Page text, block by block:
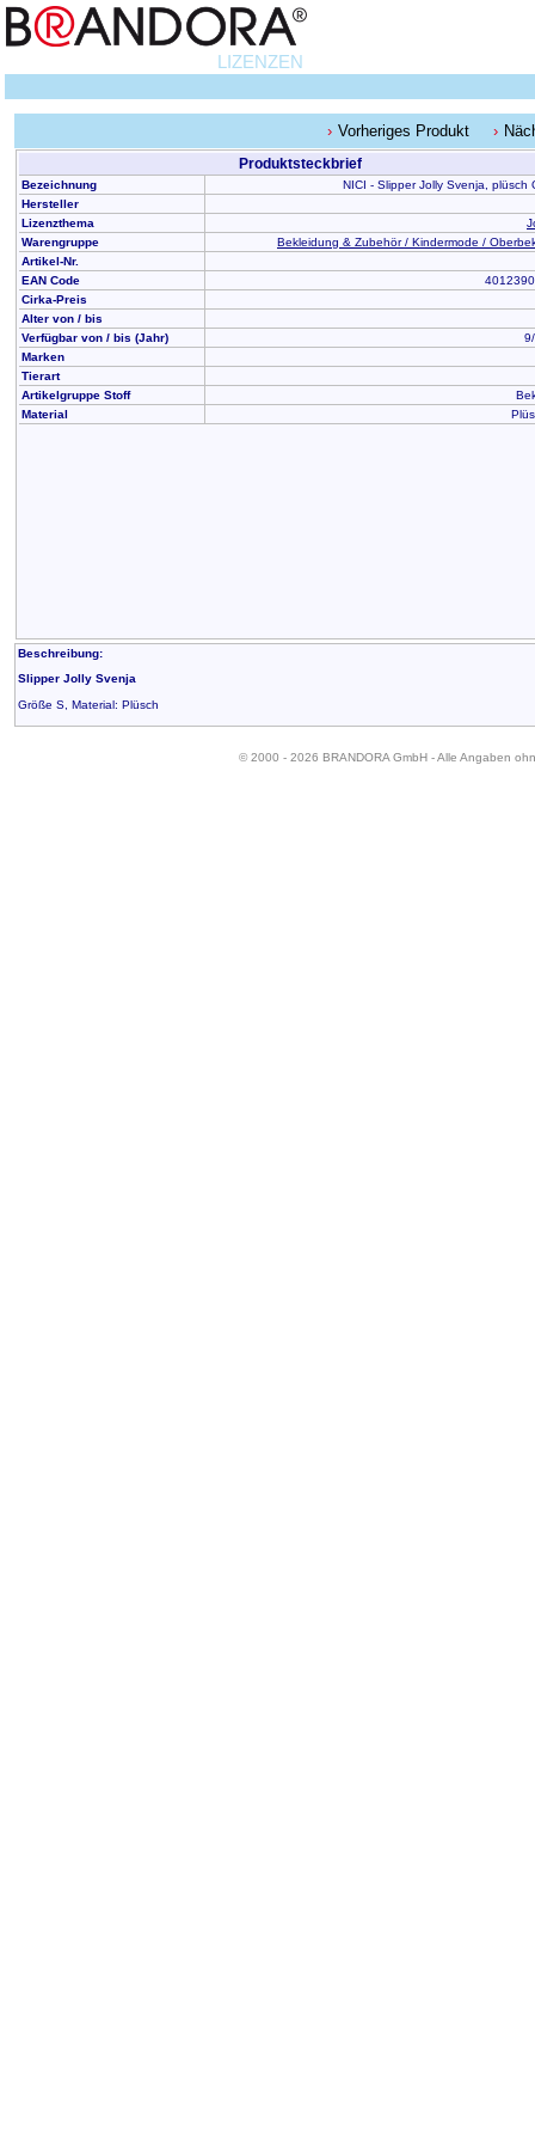
LIZENZEN
Vorheriges Produkt
Produktsteckbrief
Bezeichnung
NICI - Slipper Jolly Svenja, plüsch
Hersteller
Lizenzthema
Warengruppe
Bekleidung & Zubehör / Kindermode /
Artikel-Nr.
EAN Code
Cirka-Preis
Alter von / bis
Verfügbar von / bis (Jahr)
Marken
Tierart
Artikelgruppe Stoff
Material
Beschreibung:
Slipper Jolly Svenja
Größe S, Material: Plüsch
© 2000 - 2026 BRANDORA GmbH - Alle Angaben